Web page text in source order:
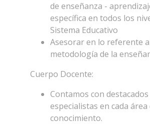
de enseñanza -
específica en todos los
Sistema Educativo
Asesorar en lo referente
metodología de la
Cuerpo Docente:
Contamos con
especialistas en cada área
conocimiento.